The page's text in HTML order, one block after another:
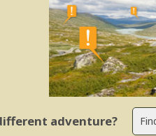
adventure?